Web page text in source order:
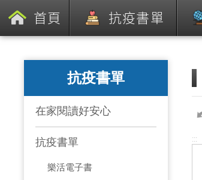
首頁 抗疫書單
抗疫書單
在家閱讀好安心
抗疫書單
樂活電子書
:::